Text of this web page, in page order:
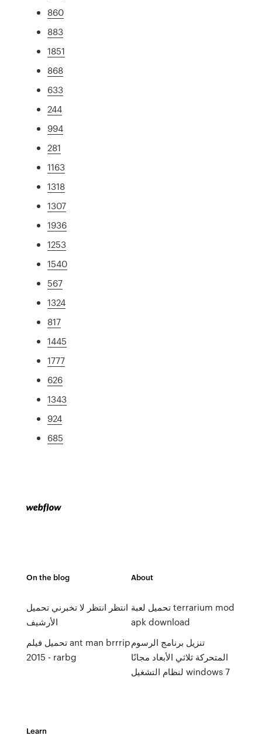
860
883
1851
868
633
244
994
281
1163
1318
1307
1936
1253
1540
567
1324
817
1445
1777
626
1343
924
685
On the blog
انتظر انتظر لا تخبرني تحميل
الأرشيف
تحميل فيلم ant man brrrip
2015 - rarbg
About
تحميل لعبة terrarium mod
apk download
تنزيل برنامج الرسوم
المتحركة ثلاثي الأبعاد مجانًا
لنظام التشغيل windows 7
Learn